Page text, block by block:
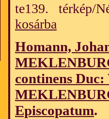
te139. térkép/
kosárba
Homann,
continens
Episcopatum.